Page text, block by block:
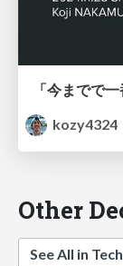
kozy4324
Other
See All in